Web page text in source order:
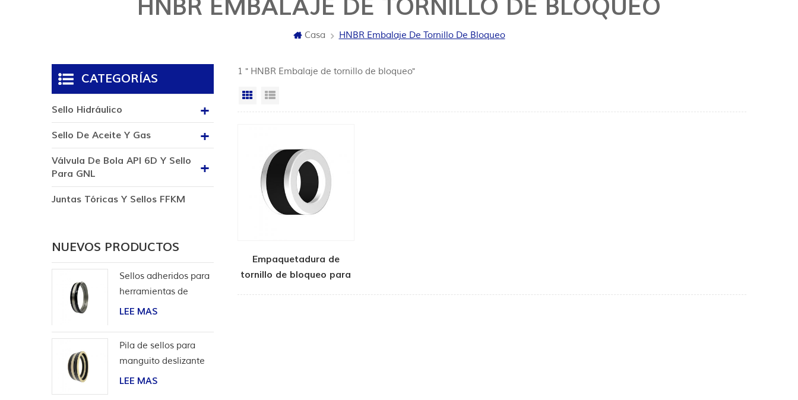
HNBR EMBALAJE DE TORNILLO DE BLOQUEO
Casa HNBR Embalaje De Tornillo De Bloqueo
1 " HNBR Embalaje de tornillo de bloqueo"
Vista en cuadrícula
Empaquetadura de
tornillo de bloqueo para
CATEGORÍAS
Sello Hidráulico
Sello De Aceite Y Gas
Válvula De Bola API 6D Y Sello
Para GNL
Juntas Tóricas Y Sellos FFKM
NUEVOS PRODUCTOS
Sellos adheridos para
herramientas de
terminación
LEE MAS
Pila de sellos para
manguito deslizante
de herramientas de
LEE MAS